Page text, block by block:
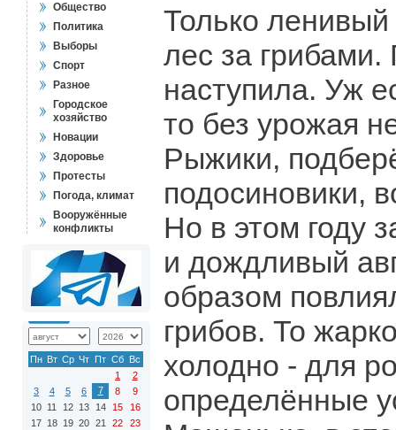
Общество
Политика
Выборы
Спорт
Разное
Городское
хозяйство
Новации
Здоровье
Протесты
Погода, климат
Вооружённые
конфликты
Пн Вт Ср Чт Пт Сб Вс
1
2
3
4 5 6 7 8
9
10 11 12 13 14 15
16
17 18 19 20 21 22
23
Только ленивый
лес за грибами.
наступила. Уж
то без урожая
Рыжики,
подосиновики,
Но в этом году
и дождливый
образом
грибов. То
холодно - для
определённые